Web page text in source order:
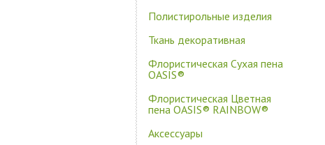
Полистирольные изделия
Ткань декоративная
Флористическая Сухая пена
OASIS®
Флористическая Цветная
пена OASIS® RAINBOW®
Аксессуары